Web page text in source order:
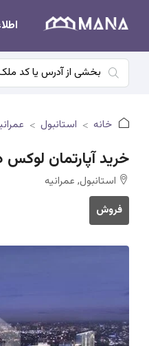
خانه استانبول
خرید آپارتمان لوکس
استانبول, عمرانیه
فروش